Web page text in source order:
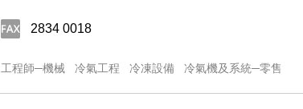
2834 0018
工程師─機械 冷氣工程 冷凍設備 冷氣機及系統─零售